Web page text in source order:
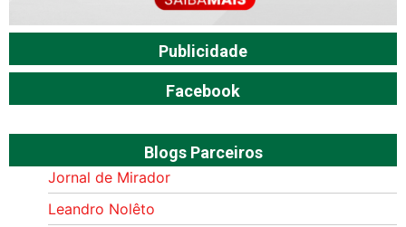
Publicidade
Facebook
Blogs Parceiros
Jornal de Mirador
Leandro Nolêto